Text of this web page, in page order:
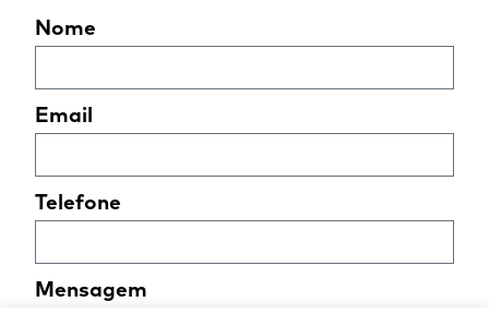
Nome
Email
Telefone
Mensagem